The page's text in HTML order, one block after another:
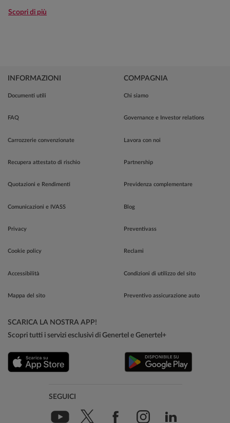
Scopri di più
INFORMAZIONI
Documenti utili
FAQ
Carrozzerie convenzionate
Recupera attestato di rischio
Quotazioni e Rendimenti
Comunicazioni e IVASS
Privacy
Cookie policy
Accessibilità
Mappa del sito
COMPAGNIA
Chi siamo
Governance e Investor relations
Lavora con noi
Partnership
Previdenza complementare
Blog
Preventivass
Reclami
Condizioni di utilizzo del sito
Preventivo assicurazione auto
SCARICA LA NOSTRA APP!
Scopri tutti i servizi esclusivi di Genertel e Genertel+
SEGUICI